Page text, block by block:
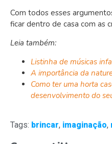
Com todos esses
ficar dentro de casa com as
Leia também:
Listinha de músicas
A importância da
Como ter uma horta
desenvolvimento do
Tags: brincar, imaginação,